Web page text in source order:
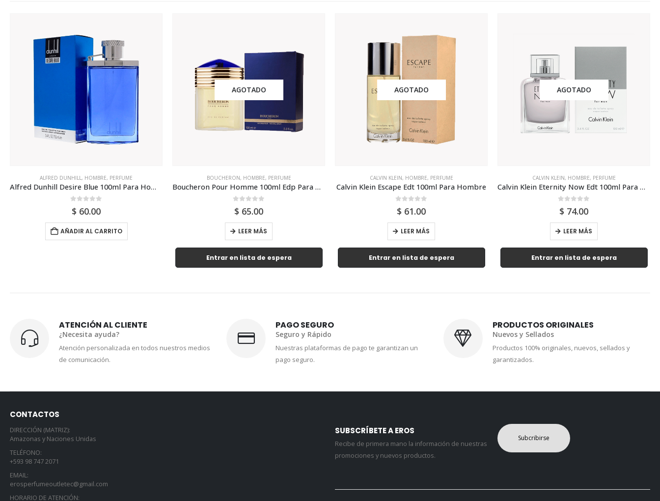
ALFRED DUNHILL, HOMBRE, PERFUME
Alfred Dunhill Desire Blue 100ml Para Hombre
$ 60.00
AÑADIR AL CARRITO
AGOTADO
BOUCHERON, HOMBRE, PERFUME
Boucheron Pour Homme 100ml Edp Para Hombre
$ 65.00
LEER MÁS
Entrar en lista de espera
AGOTADO
CALVIN KLEIN, HOMBRE, PERFUME
Calvin Klein Escape Edt 100ml Para Hombre
$ 61.00
LEER MÁS
Entrar en lista de espera
AGOTADO
CALVIN KLEIN, HOMBRE, PERFUME
Calvin Klein Eternity Now Edt 100ml Para Hombre
$ 74.00
LEER MÁS
Entrar en lista de espera
ATENCIÓN AL CLIENTE
¿Necesita ayuda?
Atención personalizada en todos nuestros medios
de comunicación.
PAGO SEGURO
Seguro y Rápido
Nuestras plataformas de pago te garantizan un
pago seguro.
PRODUCTOS ORIGINALES
Nuevos y Sellados
Productos 100% originales, nuevos, sellados y
garantizados.
CONTACTOS
DIRECCIÓN (MATRIZ):
Amazonas y Naciones Unidas
TELÉFONO:
+593 98 747 2071
EMAIL:
erosperfumeoutletec@gmail.com
HORARIO DE ATENCIÓN:
SUBSCRÍBETE A EROS
Recibe de primera mano la información de nuestras
promociones y nuevos productos.
Subcribirse